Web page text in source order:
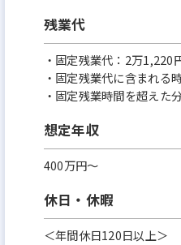
残業代
・固定残業代：2万1,220
・固定残業代に含まれる
・固定残業時間を超えた
想定年収
400万円〜
休日・休暇
＜年間休日120日以上＞